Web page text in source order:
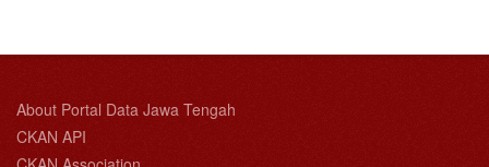
About Portal Data Jawa Tengah
CKAN API